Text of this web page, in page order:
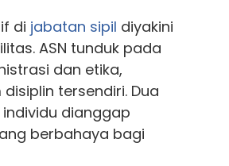
di jabatan sipil diyakini
ASN tunduk pada
dan etika,
tersendiri. Dua
dianggap
berbahaya bagi